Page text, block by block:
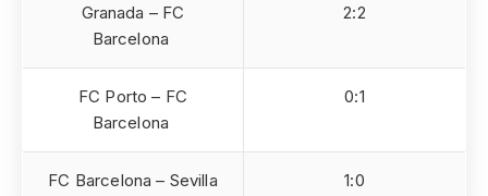
Granada – FC
Barcelona
2:2
FC Porto – FC
Barcelona
0:1
FC Barcelona – Sevilla 1:0